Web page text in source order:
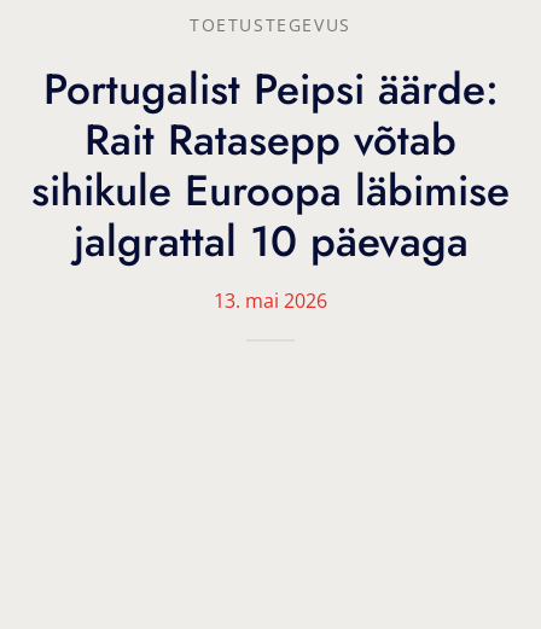
TOETUSTEGEVUS
Portugalist Peipsi äärde:
Rait Ratasepp võtab
sihikule Euroopa läbimise
jalgrattal 10 päevaga
13. mai 2026